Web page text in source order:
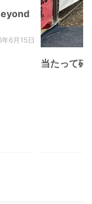
6月15日
当たって砕